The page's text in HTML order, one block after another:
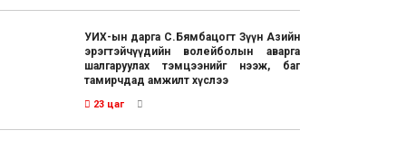
УИХ-ын дарга С.Бямбацогт Зүүн Азийн
эрэгтэйчүүдийн волейболын аварга
шалгаруулах тэмцээнийг нээж, баг
тамирчдад амжилт хүслээ
23 цаг